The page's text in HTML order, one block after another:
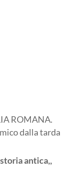
ROMANA.
dalla tarda
antica,,